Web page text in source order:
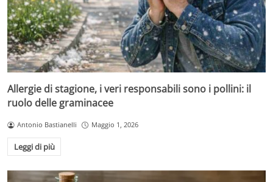
Allergie di stagione, i veri responsabili sono i pollini: il
ruolo delle graminacee
Antonio Bastianelli Maggio 1, 2026
Leggi di più